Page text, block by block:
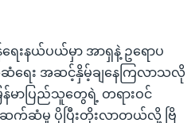
ေးနယ်ပယ်မှာ အာရှနဲ့ ဥရောပ
ေး အဆင့်နှိမ့်ချနေကြလာသလို
မာပြည်သူတွေရဲ့ တရားဝင်
ဆံမှု ပိုပြီးတိုးလာတယ်လို့ ဗြိ